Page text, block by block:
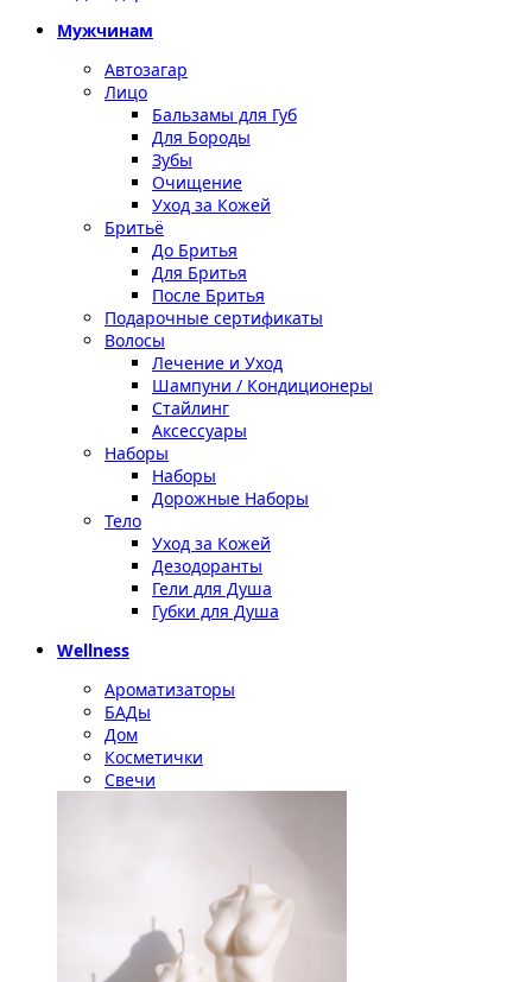
Мужчинам
Автозагар
Лицо
Бальзамы для Губ
Для Бороды
Зубы
Очищение
Уход за Кожей
Бритьё
До Бритья
Для Бритья
После Бритья
Подарочные сертификаты
Волосы
Лечение и Уход
Шампуни / Кондиционеры
Стайлинг
Аксессуары
Наборы
Наборы
Дорожные Наборы
Тело
Уход за Кожей
Дезодоранты
Гели для Душа
Губки для Душа
Wellness
Ароматизаторы
БАДы
Дом
Косметички
Свечи